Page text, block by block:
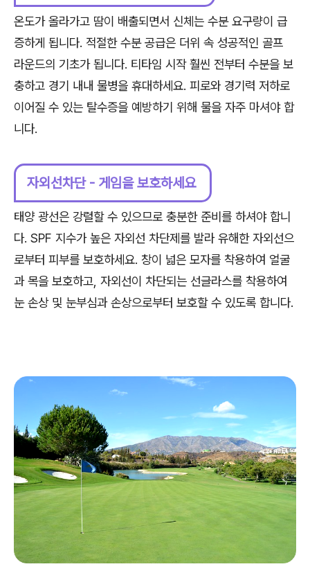
온도가 올라가고 땀이 배출되면서 신체는 수분 요구량이 급
증하게 됩니다. 적절한 수분 공급은 더위 속 성공적인 골프
라운드의 기초가 됩니다. 티타임 시작 훨씬 전부터 수분을 보
충하고 경기 내내 물병을 휴대하세요. 피로와 경기력 저하로
이어질 수 있는 탈수증을 예방하기 위해 물을 자주 마셔야 합
니다.
자외선차단 - 게임을 보호하세요
태양 광선은 강렬할 수 있으므로 충분한 준비를 하셔야 합니
다. SPF 지수가 높은 자외선 차단제를 발라 유해한 자외선으
로부터 피부를 보호하세요. 창이 넓은 모자를 착용하여 얼굴
과 목을 보호하고, 자외선이 차단되는 선글라스를 착용하여
눈 손상 및 눈부심과 손상으로부터 보호할 수 있도록 합니다.